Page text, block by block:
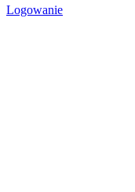
Logowanie